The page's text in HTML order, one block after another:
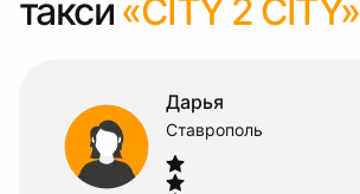
такси «CITY 2 CITY»
Дарья
Ставрополь